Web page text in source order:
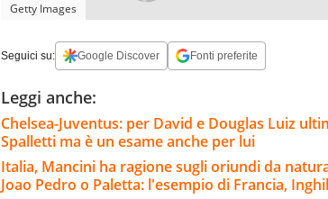
Getty Images
Seguici su: Google Discover Fonti preferite
Leggi anche:
Chelsea-Juventus: per David e Douglas Luiz
Spalletti ma è un esame anche per lui
Italia, Mancini ha ragione sugli oriundi da
Joao Pedro o Paletta: l'esempio di Francia,